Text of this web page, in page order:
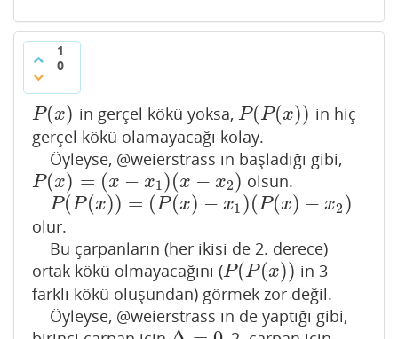
1
0
P(x)
P(x) in gerçel kökü yoksa, P(P(x))
P(P(x))
in hiç
gerçel kökü olamayacağı kolay.
Öyleyse, @weierstrass ın başladığı gibi,
P(x) = (x − x1)(x − x2)
P(x)=( −x 1)(x −x 2) olsun.
P(P(x)) = (P(x) − x1 )(P(x) − x2 )
P(P(x))=(P( x)− x1)(P(x)− x2 )
olur.
Bu çarpanların (her ikisi de 2. derece)
ortak kökü olmayacağını (P(P(x))
P(P(x))
in 3
farklı kökü oluşundan) görmek zor değil.
Öyleyse, @weierstrass ın de yaptığı gibi,